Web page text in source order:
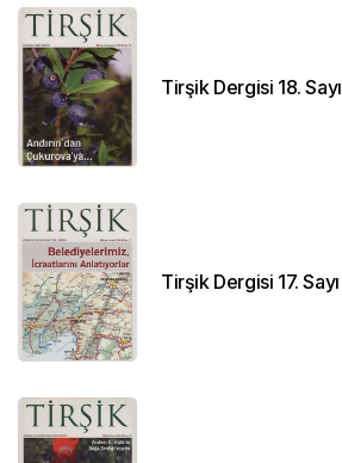
Tirşik Dergisi 18. Sayı
Tirşik Dergisi 17. Sayı